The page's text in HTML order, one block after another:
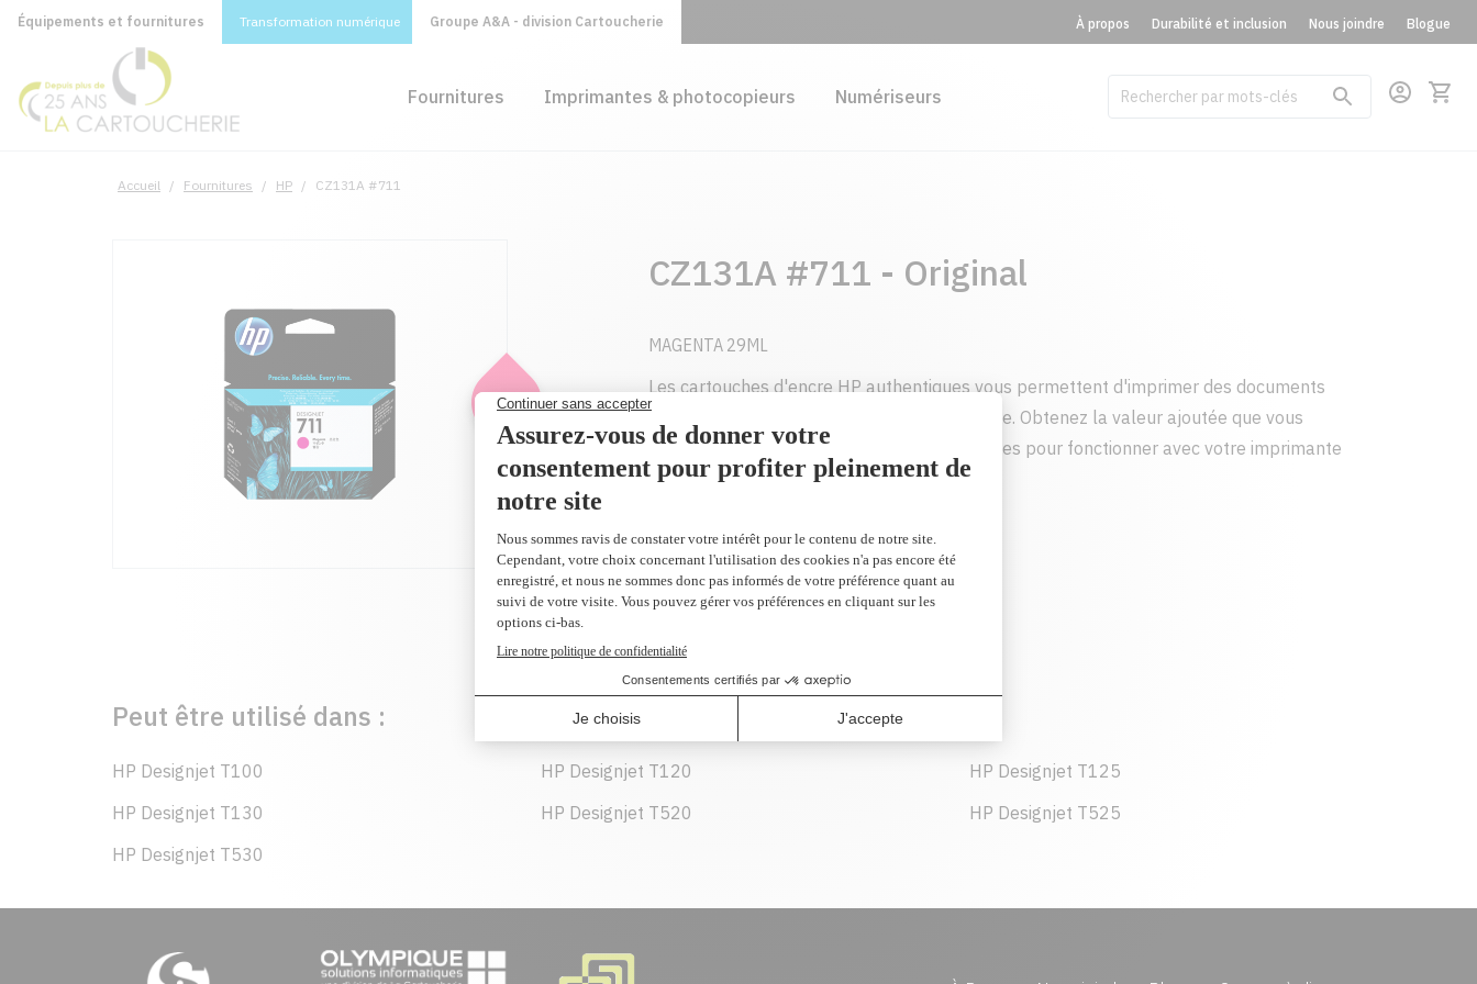
Équipements et fournitures Transformation numérique Groupe A&A - division Cartoucherie À propos Durabilité et inclusion Nous joindre Blogue
Fournitures Imprimantes & photocopieurs Numériseurs
Accueil / Fournitures / HP / CZ131A #711
CZ131A #711 - Original
MAGENTA 29ML
Les cartouches d'encre HP authentiques vous permettent d'imprimer des documents
durables et de qualité laser, page après page. Obtenez la valeur ajoutée que vous
attendez de cartouches spécialement conçues pour fonctionner avec votre imprimante
HP.
64,99 $(2 et plus 62,20 $ CAD)
AJOUTER AU PANIER
Peut être utilisé dans :
HP Designjet T100 HP Designjet T120
HP Designjet T125
HP Designjet T130
HP Designjet T520
HP Designjet T525
HP Designjet T530